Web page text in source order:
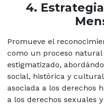
4.
Promueve el
como un proceso
estigmatizado,
social, histórica y
asociada a los derechos
a los derechos sexuales